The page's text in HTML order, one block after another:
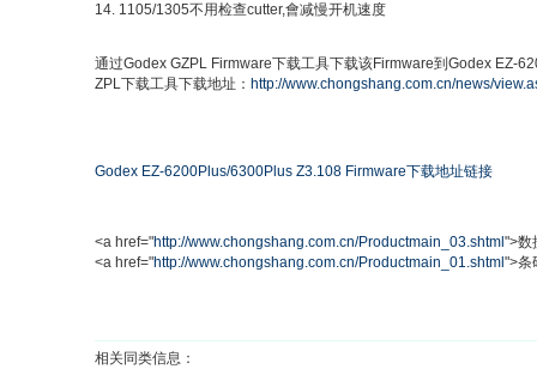
14. 1105/1305不用检查cutter,會减慢开机速度
通过Godex GZPL Firmware下载工具下载该Firmware到Godex EZ-
ZPL下载工具下载地址： http://www.chongshang.com.cn/news/
Godex EZ-6200Plus/6300Plus Z3.108 Firmware下载地址链接
<a href="http://www.chongshang.com.cn/Productmain_03.shtml ">数
<a href="http://www.chongshang.com.cn/Productmain_01.shtml ">条
相关同类信息：